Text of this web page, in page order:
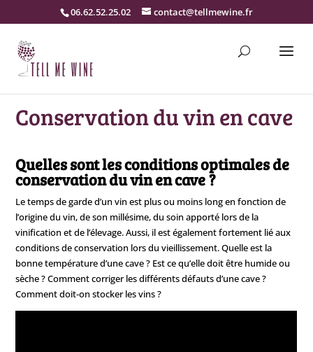
06.62.52.25.02 contact@tellmewine.fr
Conservation du vin en cave
Quelles sont les conditions optimales de
conservation du vin en cave ?
Le temps de garde d’un vin est plus ou moins long en fonction de
l’origine du vin, de son millésime, du soin apporté lors de la
vinification et de l’élevage. Aussi, il est également fortement lié aux
conditions de conservation lors du vieillissement. Quelle est la
bonne température d’une cave ? Est ce qu’elle doit être humide ou
sèche ? Comment corriger les différents défauts d’une cave ?
Comment doit-on stocker les vins ?